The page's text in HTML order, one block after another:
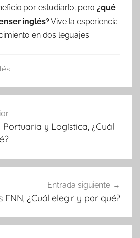
por estudiarlo; pero ¿qué
inglés?Vive la esperiencia
en dos leguajes.
Portuaria y Logística, ¿Cuál
Entrada siguiente
FNN, ¿Cuál elegir y por qué?